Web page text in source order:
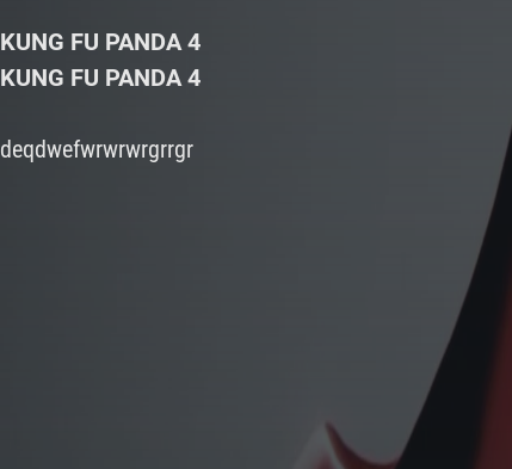
KUNG FU PANDA 4
KUNG FU PANDA 4
deqdwefwrwrwrgrrgr